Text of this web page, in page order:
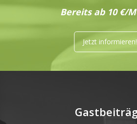
Bereits ab 10 €/
Jetzt informieren!